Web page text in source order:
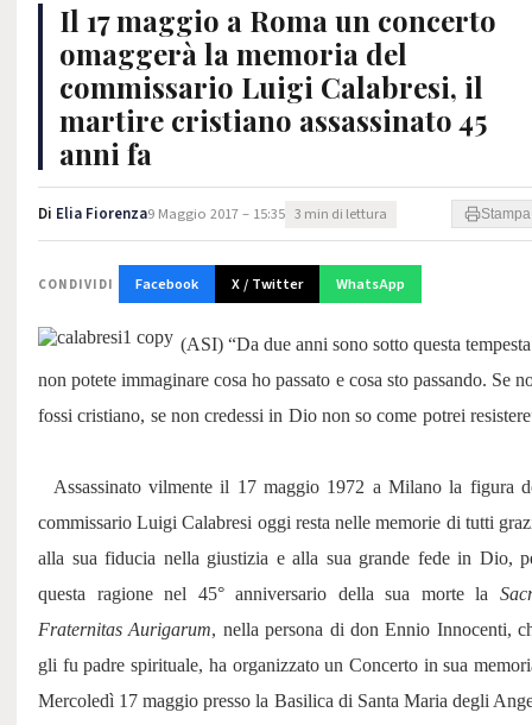
Il 17 maggio a Roma un concerto
omaggerà la memoria del
commissario Luigi Calabresi, il
martire cristiano assassinato 45
anni fa
Di Elia Fiorenza9 Maggio 2017 – 15:35 3 min di lettura Stampa
CONDIVIDI Facebook X / Twitter WhatsApp
(ASI) “Da due anni sono sotto questa
non potete immaginare cosa ho passato e cosa sto passando. Se
fossi cristiano, se non credessi in Dio non so come potrei
Assassinato vilmente il 17 maggio 1972 a Milano la figura
commissario Luigi Calabresi oggi resta nelle memorie di tutti
alla sua fiducia nella giustizia e alla sua grande fede in Dio,
questa ragione nel 45° anniversario della sua morte la
Fraternitas Aurigarum, nella persona di don Ennio Innocenti,
gli fu padre spirituale, ha organizzato un Concerto in sua
Mercoledì 17 maggio presso la Basilica di Santa Maria degli